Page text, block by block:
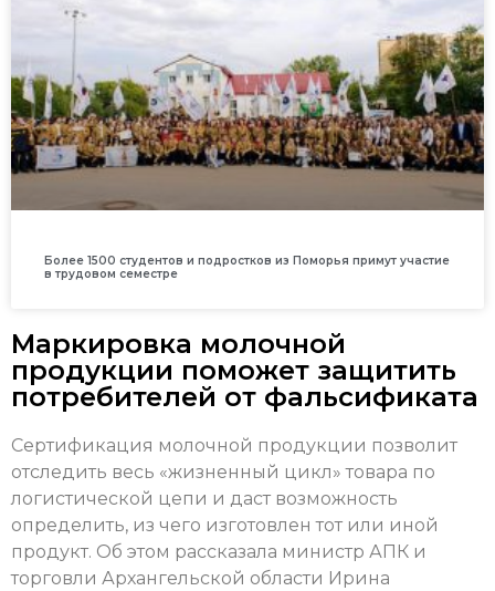
Более 1500 студентов и подростков из Поморья примут участие
в трудовом семестре
Маркировка молочной
продукции поможет защитить
потребителей от фальсификата
Сертификация молочной продукции позволит
отследить весь «жизненный цикл» товара по
логистической цепи и даст возможность
определить, из чего изготовлен тот или иной
продукт. Об этом рассказала министр АПК и
торговли Архангельской области Ирина